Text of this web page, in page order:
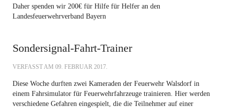
Daher spenden wir 200€ für Hilfe für Helfer an den
Landesfeuerwehrverband Bayern
Sondersignal-Fahrt-Trainer
VERFASST AM 09. FEBRUAR 2017.
Diese Woche durften zwei Kameraden der Feuerwehr Walsdorf in
einem Fahrsimulator für Feuerwehrfahrzeuge trainieren. Hier werden
verschiedene Gefahren eingespielt, die die Teilnehmer auf einer